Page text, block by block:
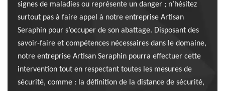
signes de maladies ou représente un danger ; n’hésitez
surtout pas à faire appel à notre entreprise Artisan
Seraphin pour s’occuper de son abattage. Disposant des
savoir-faire et compétences nécessaires dans le domaine,
notre entreprise Artisan Seraphin pourra effectuer cette
intervention tout en respectant toutes les mesures de
sécurité, comme : la définition de la distance de sécurité,